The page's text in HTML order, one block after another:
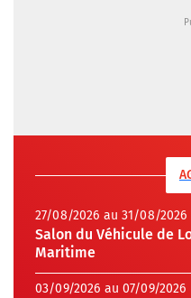
27/08/2026 au 31/08/2026
Salon du Véhicule de
Maritime
03/09/2026 au 07/09/2026